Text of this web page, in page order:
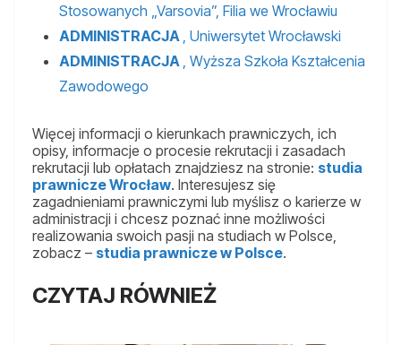
Stosowanych „Varsovia”, Filia we Wrocławiu
ADMINISTRACJA , Uniwersytet Wrocławski
ADMINISTRACJA , Wyższa Szkoła Kształcenia
Zawodowego
Więcej informacji o kierunkach prawniczych, ich
opisy, informacje o procesie rekrutacji i zasadach
rekrutacji lub opłatach znajdziesz na stronie: studia
prawnicze Wrocław. Interesujesz się
zagadnieniami prawniczymi lub myślisz o karierze w
administracji i chcesz poznać inne możliwości
realizowania swoich pasji na studiach w Polsce,
zobacz – studia prawnicze w Polsce.
CZYTAJ RÓWNIEŻ